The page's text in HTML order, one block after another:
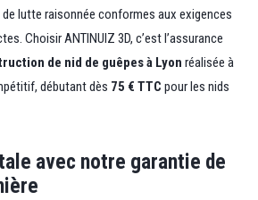
lutte raisonnée conformes aux exigences
Choisir ANTINUIZ 3D, c’est l’assurance
de nid de guêpes à Lyon réalisée à
débutant dès 75 € TTC pour les nids
avec notre garantie de